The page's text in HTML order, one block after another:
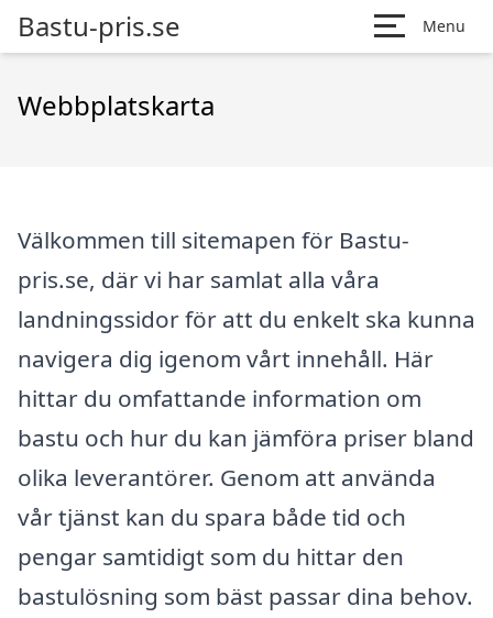
Bastu-pris.se Menu
Webbplatskarta
Välkommen till sitemapen för Bastu-
pris.se, där vi har samlat alla våra
landningssidor för att du enkelt ska kunna
navigera dig igenom vårt innehåll. Här
hittar du omfattande information om
bastu och hur du kan jämföra priser bland
olika leverantörer. Genom att använda
vår tjänst kan du spara både tid och
pengar samtidigt som du hittar den
bastulösning som bäst passar dina behov.